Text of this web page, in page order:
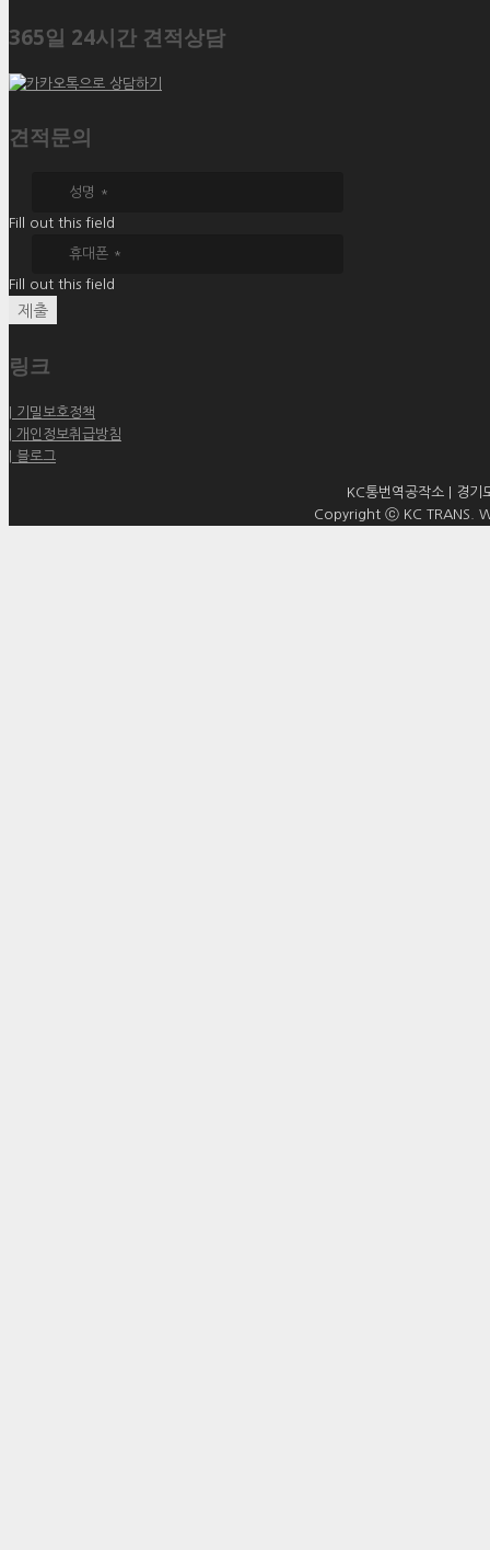
365일 24시간 견적상담
견적문의
Fill out this field
Fill out this field
제출
링크
| 기밀보호정책
| 개인정보취급방침
| 블로그
KC통번역공작소 | 경
Copyright ⓒ KC TRANS.